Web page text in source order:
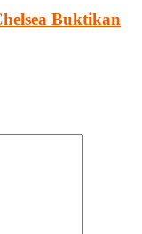
Buktikan